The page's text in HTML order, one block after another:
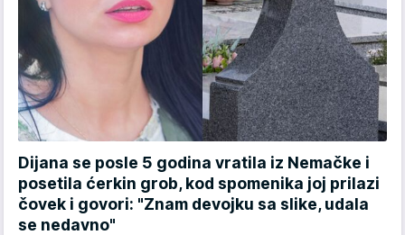
Dijana se posle 5 godina vratila iz Nemačke i
posetila ćerkin grob, kod spomenika joj prilazi
čovek i govori: "Znam devojku sa slike, udala
se nedavno"